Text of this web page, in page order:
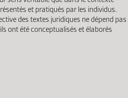
et pratiqués par les individus.
des textes juridiques ne dépend pas
ont été conceptualisés et élaborés